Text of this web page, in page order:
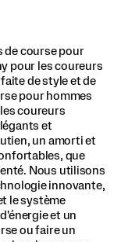
de course pour
pour les coureurs
de style et de
pour hommes
coureurs
et
un amorti et
que
Nous utilisons
innovante,
le système
et un
ou faire un